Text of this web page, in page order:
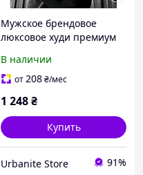
Мужское брендовое
люксовое худи премиум
толстовка с капюшоном
хлопковая
В наличии
от208₴/мес
1 248₴
Купить
Urbanite Store 91%